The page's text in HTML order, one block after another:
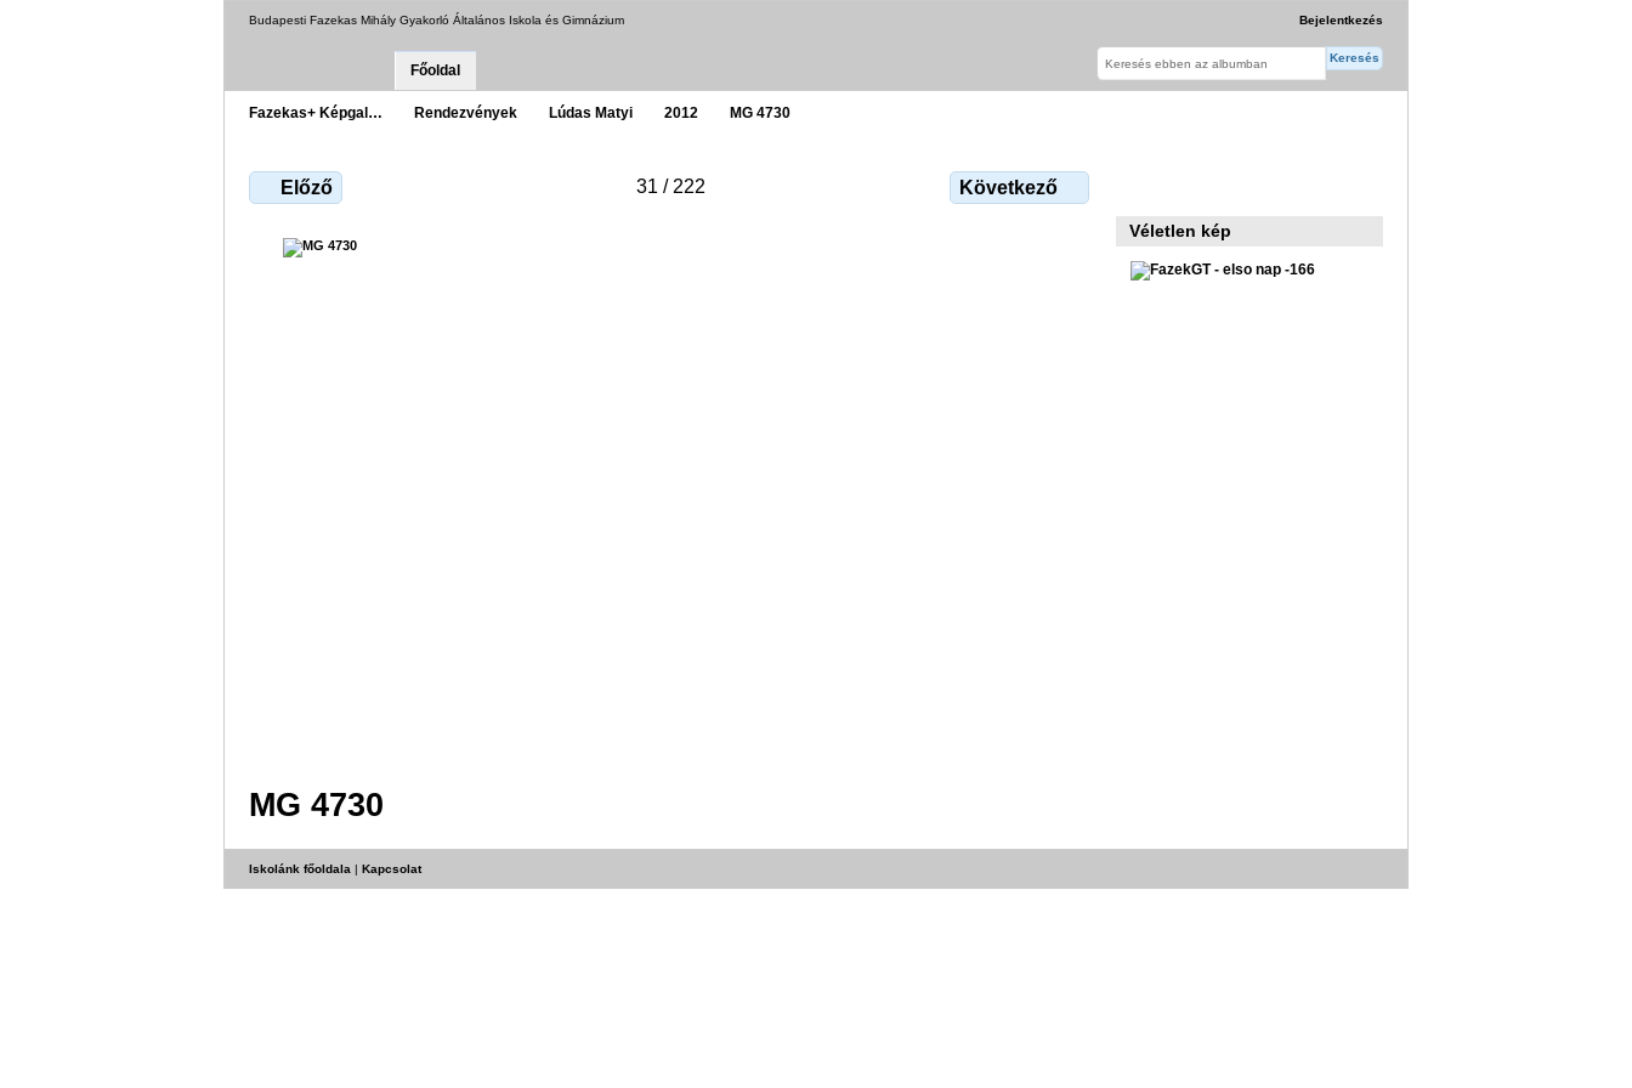
Budapesti Fazekas Mihály Gyakorló Általános Iskola és Gimnázium Bejelentkezés
Főoldal
Fazekas+ Képgal… Rendezvények Lúdas Matyi 2012 MG 4730
Előző 31 / 222 Következő
MG 4730
Véletlen kép
Iskolánk főoldala | Kapcsolat